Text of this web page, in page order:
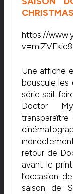
https://
Une affiche
bouscule les
série sait
Doctor
retour de
avant le
l’occasion
saison de